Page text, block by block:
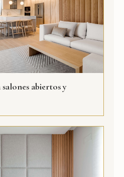
salones abiertos y